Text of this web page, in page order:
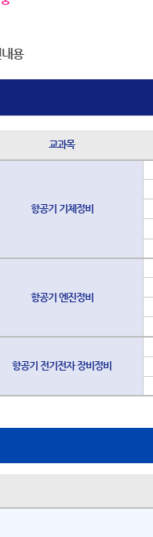
용
교과목
항공기 기체정비
항공기 엔진정비
항공기 전기전자 장비정비